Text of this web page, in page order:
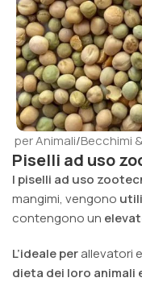
per Animali/Becchimi
Piselli ad uso
I piselli ad uso
mangimi, vengono
contengono un
L’ideale perallevatori
dieta dei loro animali